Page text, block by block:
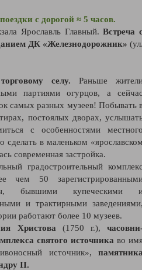
с дорогой ≈ 5 часов.
Ярославль Главный.Встреча
ДК «Железнодорожник»
селу. Раньше
партиями огурцов, а
самых разных музеев! Побывать
постоялых дворах,
с особенностями
сделать в маленьком «
современная застройка.
градостроительный
50
бывшими купеческими
и трактирными
работают более 10 музеев.
Христова (1750 г.),
святого источника во
источник»,
II.